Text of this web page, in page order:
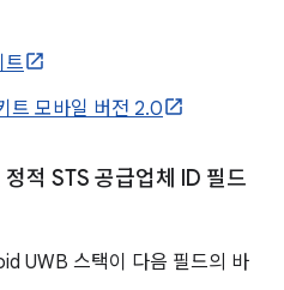
트
트 모바일 버전 2.0
적 STS 공급업체 ID 필드
UWB 스택이 다음 필드의 바